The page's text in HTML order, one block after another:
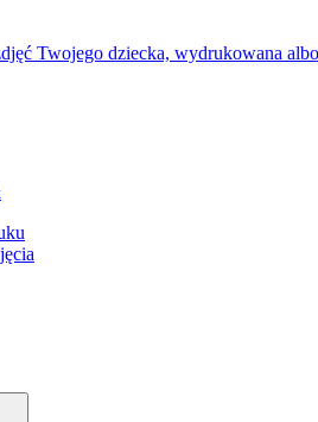
Twojego dziecka, wydrukowana